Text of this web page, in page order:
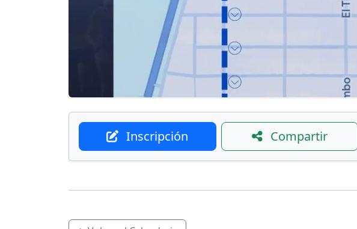
Inscripción Compartir